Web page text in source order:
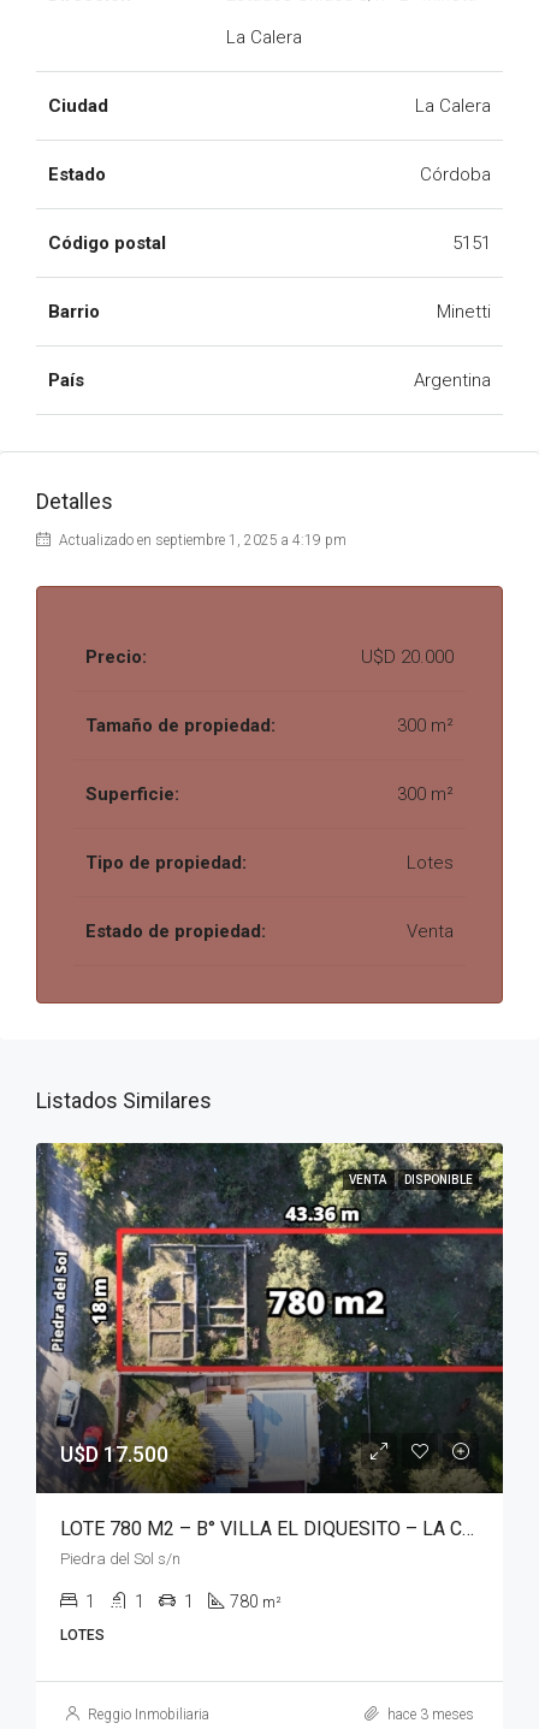
La Calera
Ciudad La Calera
Estado Córdoba
Código postal 5151
Barrio Minetti
País Argentina
Detalles
Actualizado en septiembre 1, 2025 a 4:19 pm
Precio: U$D 20.000
Tamaño de propiedad: 300 m²
Superficie: 300 m²
Tipo de propiedad: Lotes
Estado de propiedad: Venta
Listados Similares
VENTA DISPONIBLE
U$D 17.500
LOTE 780 M2 – B° VILLA EL DIQUESITO – LA CALERA
Piedra del Sol s/n
1 1 1 780 m²
LOTES
Reggio Inmobiliaria hace 3 meses